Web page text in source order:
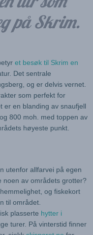
på Skrim.
et besøk til Skrim en
Det sentrale
og er delvis vernet.
som perfekt for
er en blanding av snaufjell
800 moh. med toppen av
høyeste punkt.
utenfor allfarvei på egen
noen av områdets grotter?
og fiskekort
til området.
plasserte hytter i
turer. På vinterstid finner